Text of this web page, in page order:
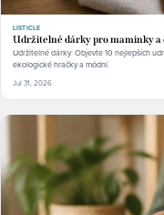
LISTICLE
Udržitelné dárky pro maminky a
Udržitelné dárky: Objevte 10 nejlepších
ekologické hračky a módní.
Jul 31, 2026